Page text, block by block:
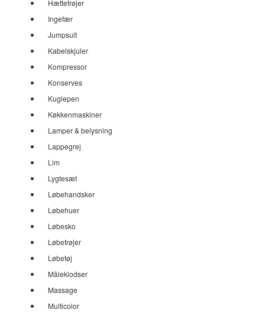
Hættetrøjer
Ingefær
Jumpsuit
Kabelskjuler
Kompressor
Konserves
Kuglepen
Køkkenmaskiner
Lamper & belysning
Lappegrej
Lim
Lygtesæt
Løbehandsker
Løbehuer
Løbesko
Løbetrøjer
Løbetøj
Måleklodser
Massage
Multicolor